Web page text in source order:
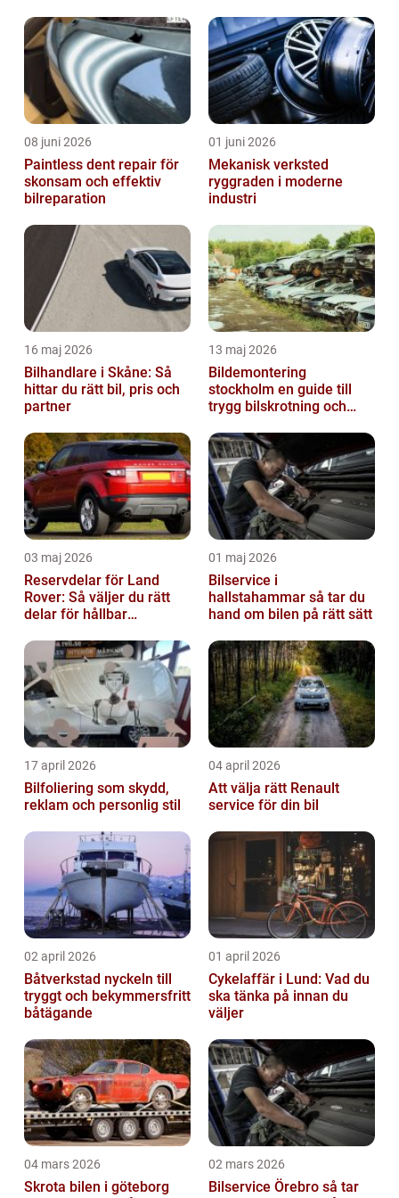
08 juni 2026
Paintless dent repair för
skonsam och effektiv
bilreparation
01 juni 2026
Mekanisk verksted
ryggraden i moderne
industri
16 maj 2026
Bilhandlare i Skåne: Så
hittar du rätt bil, pris och
partner
13 maj 2026
Bildemontering
stockholm en guide till
trygg bilskrotning och
03 maj 2026
Reservdelar för Land
Rover: Så väljer du rätt
delar för hållbar
01 maj 2026
Bilservice i
hallstahammar så tar du
hand om bilen på rätt sätt
17 april 2026
Bilfoliering som skydd,
reklam och personlig stil
04 april 2026
Att välja rätt Renault
service för din bil
02 april 2026
Båtverkstad nyckeln till
tryggt och bekymmersfritt
båtägande
01 april 2026
Cykelaffär i Lund: Vad du
ska tänka på innan du
väljer
04 mars 2026
Skrota bilen i göteborg
02 mars 2026
Bilservice Örebro så tar